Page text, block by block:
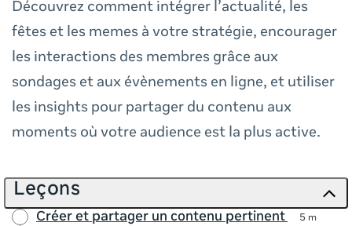
Découvrez comment intégrer l’actualité, les
fêtes et les memes à votre stratégie, encourager
les interactions des membres grâce aux
sondages et aux évènements en ligne, et utiliser
les insights pour partager du contenu aux
moments où votre audience est la plus active.
Leçons
Créer et partager un contenu pertinent 5 m